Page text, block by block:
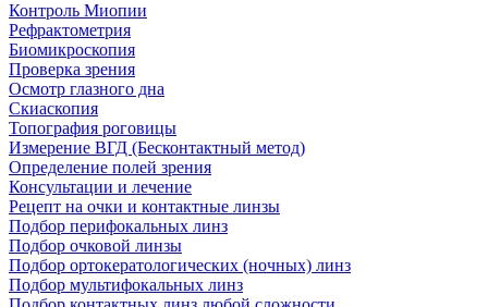
Контроль Миопии
Рефрактометрия
Биомикроскопия
Проверка зрения
Осмотр глазного дна
Скиаскопия
Топография роговицы
Измерение ВГД (Бесконтактный метод)
Определение полей зрения
Консультации и лечение
Рецепт на очки и контактные линзы
Подбор перифокальных линз
Подбор очковой линзы
Подбор ортокератологических (ночных) линз
Подбор мультифокальных линз